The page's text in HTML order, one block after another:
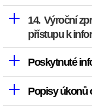
Výroční
přístupu k
Poskytnuté
Popisy úkonů